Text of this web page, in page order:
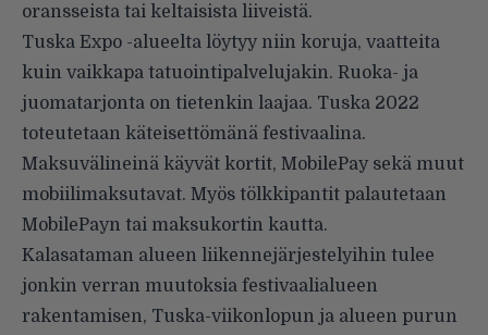
oransseista tai keltaisista liiveistä.
Tuska Expo -alueelta löytyy niin koruja, vaatteita
kuin vaikkapa tatuointipalvelujakin. Ruoka- ja
juomatarjonta on tietenkin laajaa. Tuska 2022
toteutetaan käteisettömänä festivaalina.
Maksuvälineinä käyvät kortit, MobilePay sekä muut
mobiilimaksutavat. Myös tölkkipantit palautetaan
MobilePayn tai maksukortin kautta.
Kalasataman alueen liikennejärjestelyihin tulee
jonkin verran muutoksia festivaalialueen
rakentamisen, Tuska-viikonlopun ja alueen purun